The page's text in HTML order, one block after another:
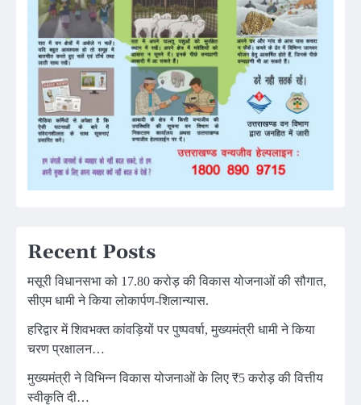
Recent Posts
मसूरी विधानसभा को 17.80 करोड़ की विकास योजनाओं की सौगात,
सीएम धामी ने किया लोकार्पण-शिलान्यास.
हरिद्वार में शिवभक्त कांवड़ियों पर पुष्पवर्षा, मुख्यमंत्री धामी ने किया
चरण प्रक्षालन…
मुख्यमंत्री ने विभिन्न विकास योजनाओं के लिए ₹5 करोड़ की वित्तीय
स्वीकृति दी…